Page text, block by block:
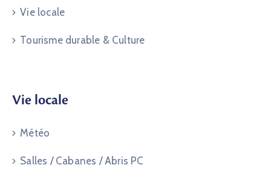
Vie locale
Tourisme durable & Culture
Vie locale
Météo
Salles / Cabanes / Abris PC